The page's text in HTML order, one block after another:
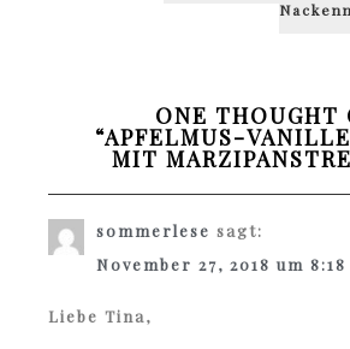
ONE THOUGHT
“APFELMUS-
MIT
sommerlese sagt:
November 27, 2018 um
Liebe Tina,